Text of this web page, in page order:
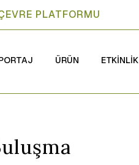
PLATFORMU
ÜRÜN ETKİNLİK